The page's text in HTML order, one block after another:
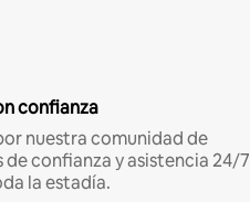
confianza
nuestra comunidad de
de confianza y asistencia 24/7
la estadía.